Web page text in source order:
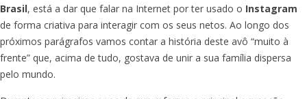
Brasil, está a dar que falar na Internet por ter usado o Instagram
de forma criativa para interagir com os seus netos. Ao longo dos
próximos parágrafos vamos contar a história deste avô “muito à
frente” que, acima de tudo, gostava de unir a sua família dispersa
pelo mundo.